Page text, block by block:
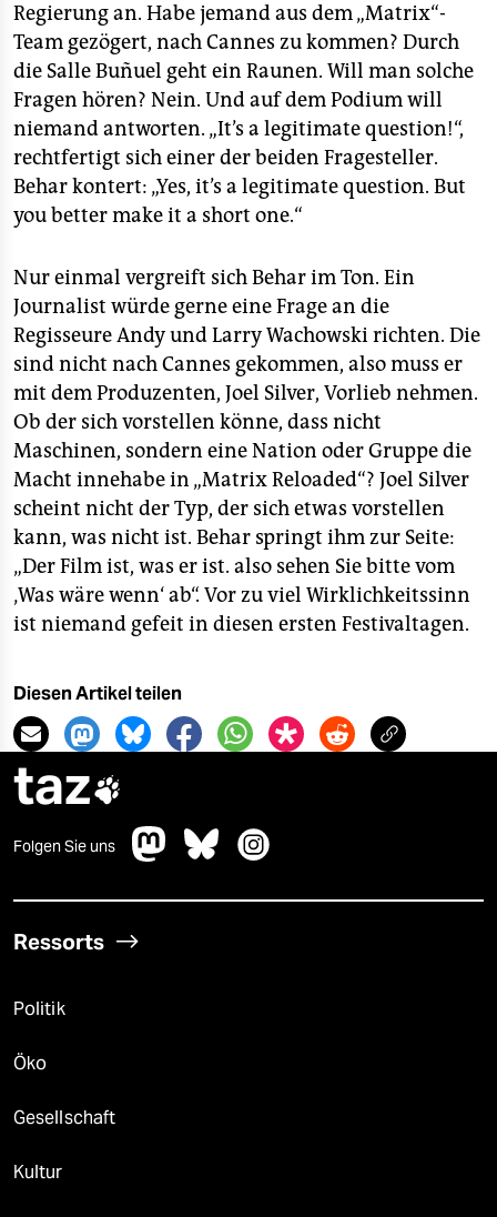
Regierung an. Habe jemand aus dem „Matrix“-
Team gezögert, nach Cannes zu kommen? Durch
die Salle Buñuel geht ein Raunen. Will man solche
Fragen hören? Nein. Und auf dem Podium will
niemand antworten. „It’s a legitimate question!“,
rechtfertigt sich einer der beiden Fragesteller.
Behar kontert: „Yes, it’s a legitimate question. But
you better make it a short one.“
Nur einmal vergreift sich Behar im Ton. Ein
Journalist würde gerne eine Frage an die
Regisseure Andy und Larry Wachowski richten. Die
sind nicht nach Cannes gekommen, also muss er
mit dem Produzenten, Joel Silver, Vorlieb nehmen.
Ob der sich vorstellen könne, dass nicht
Maschinen, sondern eine Nation oder Gruppe die
Macht innehabe in „Matrix Reloaded“? Joel Silver
scheint nicht der Typ, der sich etwas vorstellen
kann, was nicht ist. Behar springt ihm zur Seite:
„Der Film ist, was er ist. also sehen Sie bitte vom
‚Was wäre wenn‘ ab“. Vor zu viel Wirklichkeitssinn
ist niemand gefeit in diesen ersten Festivaltagen.
Diesen Artikel teilen
taz
Folgen Sie uns
Ressorts
Politik
Öko
Gesellschaft
Kultur